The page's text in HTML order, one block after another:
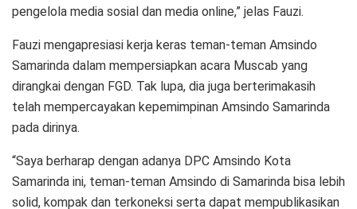
pengelola media sosial dan media online,” jelas Fauzi.
Fauzi mengapresiasi kerja keras teman-teman Amsindo
Samarinda dalam mempersiapkan acara Muscab yang
dirangkai dengan FGD. Tak lupa, dia juga berterimakasih
telah mempercayakan kepemimpinan Amsindo Samarinda
pada dirinya.
“Saya berharap dengan adanya DPC Amsindo Kota
Samarinda ini, teman-teman Amsindo di Samarinda bisa lebih
solid, kompak dan terkoneksi serta dapat mempublikasikan